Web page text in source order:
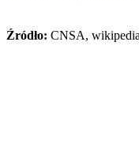
Źródło: CNSA,